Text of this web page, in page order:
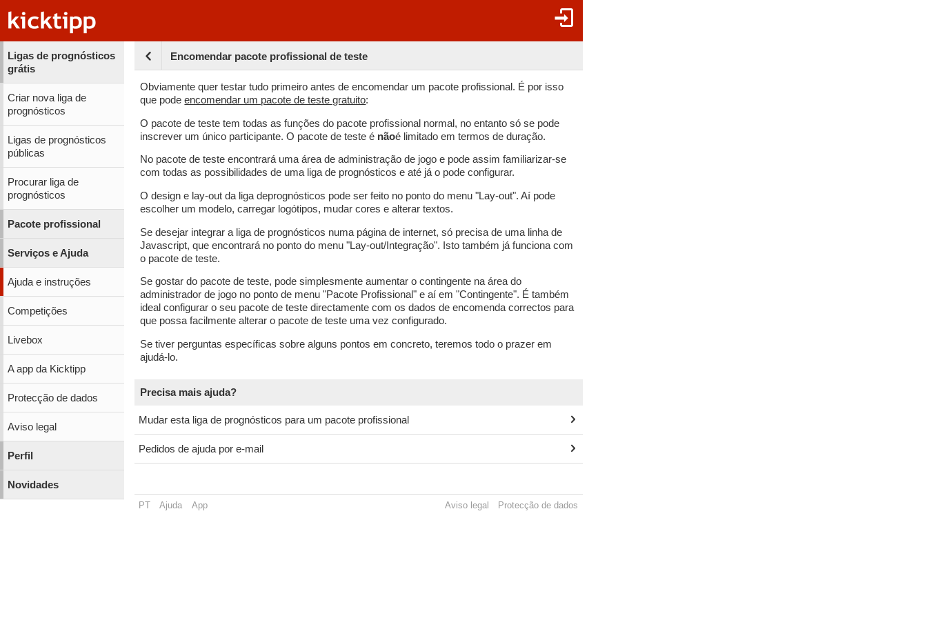
Ligas de prognósticos
grátis
Criar nova liga de
prognósticos
Ligas de prognósticos
públicas
Procurar liga de
prognósticos
Pacote profissional
Serviços e Ajuda
Ajuda e instruções
Competições
Livebox
A app da Kicktipp
Protecção de dados
Aviso legal
Perfil
Novidades
Encomendar pacote profissional de teste
Obviamente quer testar tudo primeiro antes de encomendar um pacote profissional. É por isso
que podeencomendar um pacote de teste gratuito:
O pacote de teste tem todas as funções do pacote profissional normal, no entanto só se pode
inscrever um único participante. O pacote de teste é nãoé limitado em termos de duração.
No pacote de teste encontrará uma área de administração de jogo e pode assim familiarizar-se
com todas as possibilidades de uma liga de prognósticos e até já o pode configurar.
O design e lay-out da liga deprognósticos pode ser feito no ponto do menu "Lay-out". Aí pode
escolher um modelo, carregar logótipos, mudar cores e alterar textos.
Se desejar integrar a liga de prognósticos numa página de internet, só precisa de uma linha de
Javascript, que encontrará no ponto do menu "Lay-out/Integração". Isto também já funciona com
o pacote de teste.
Se gostar do pacote de teste, pode simplesmente aumentar o contingente na área do
administrador de jogo no ponto de menu "Pacote Profissional" e aí em "Contingente". É também
ideal configurar o seu pacote de teste directamente com os dados de encomenda correctos para
que possa facilmente alterar o pacote de teste uma vez configurado.
Se tiver perguntas específicas sobre alguns pontos em concreto, teremos todo o prazer em
ajudá-lo.
Precisa mais ajuda?
Mudar esta liga de prognósticos para um pacote profissional
Pedidos de ajuda por e-mail
PT Ajuda App Aviso legal Protecção de dados